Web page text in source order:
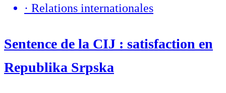
· Relations internationales
Sentence de la CIJ : satisfaction en
Republika Srpska